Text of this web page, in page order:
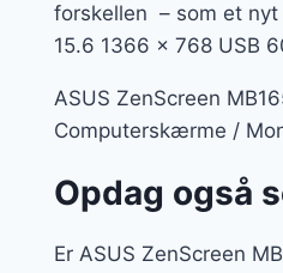
forskellen – som et nyt
15.6 1366 x 768 USB
ASUS ZenScreen
Computerskærme /
Opdag også
Er ASUS ZenScreen